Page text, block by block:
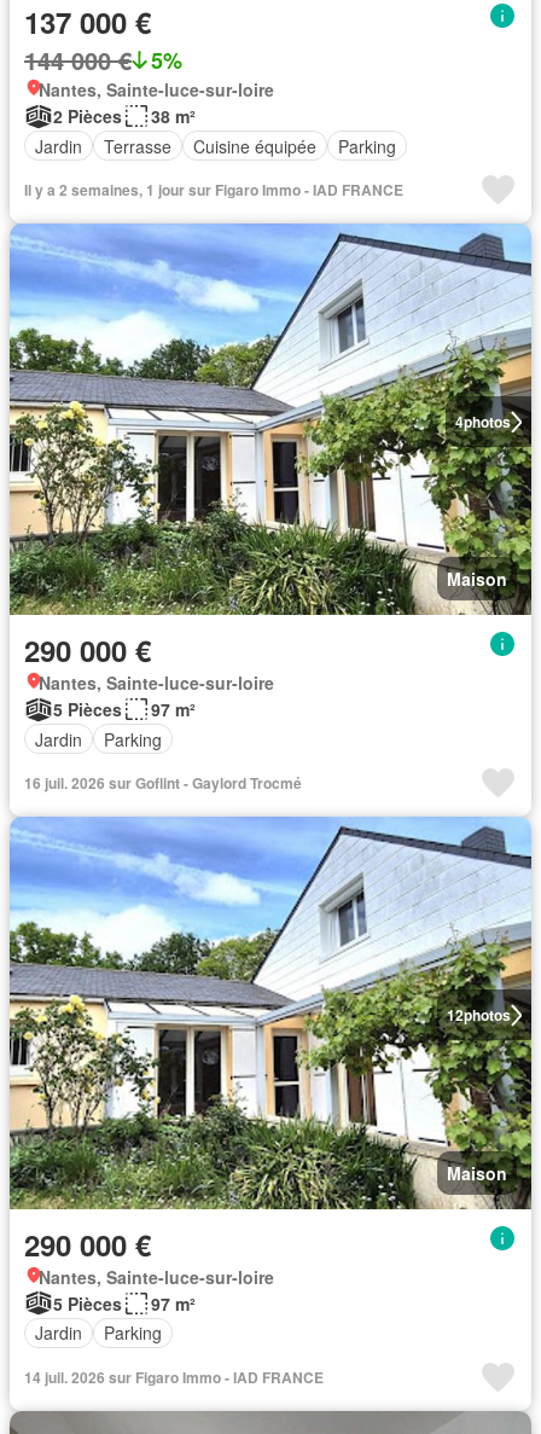
137 000 €
144 000 € 5%
Nantes, Sainte-luce-sur-loire
2 Pièces
38 m²
Jardin
Terrasse Cuisine équipée Parking
Il y a 2 semaines, 1 jour sur Figaro Immo - IAD FRANCE
4photos
Maison
290 000 €
Nantes, Sainte-luce-sur-loire
5 Pièces
97 m²
Jardin
Parking
16 juil. 2026 sur Goflint - Gaylord Trocmé
12photos
Maison
290 000 €
Nantes, Sainte-luce-sur-loire
5 Pièces
97 m²
Jardin
Parking
14 juil. 2026 sur Figaro Immo - IAD FRANCE